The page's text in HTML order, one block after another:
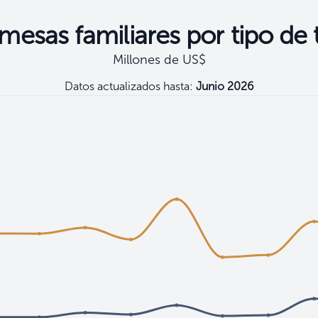
familiares por tipo de
Millones de US$
Datos actualizados hasta: Junio 2026